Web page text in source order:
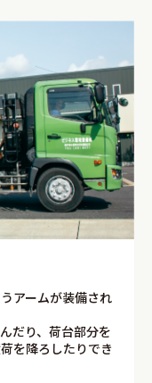
アームが装備され
だり、荷台部分を
を降ろしたりでき